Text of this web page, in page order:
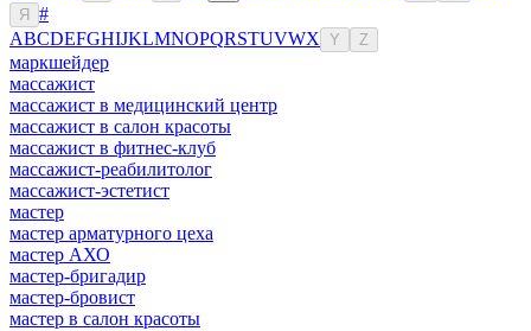
Я
#
ABCDEFGHIJKLMNOPQRSTUVWX Y Z
маркшейдер
массажист
массажист в медицинский центр
массажист в салон красоты
массажист в фитнес-клуб
массажист-реабилитолог
массажист-эстетист
мастер
мастер арматурного цеха
мастер АХО
мастер-бригадир
мастер-бровист
мастер в салон красоты